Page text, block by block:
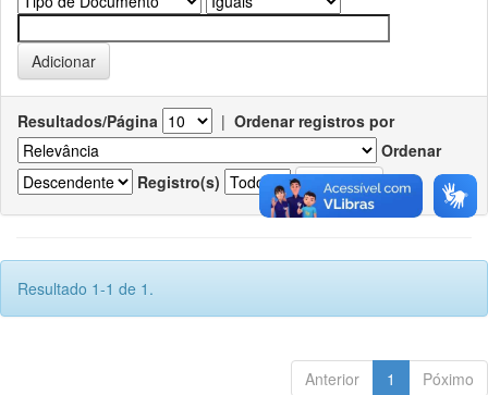
Resultados/Página | Ordenar registros por
Ordenar
Registro(s)
Resultado 1-1 de 1.
Anterior 1 Póximo